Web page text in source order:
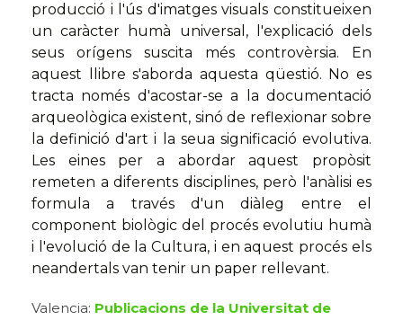
producció i l'ús d'imatges visuals constitueixen
un caràcter humà universal, l'explicació dels
seus orígens suscita més controvèrsia. En
aquest llibre s'aborda aquesta qüestió. No es
tracta només d'acostar-se a la documentació
arqueològica existent, sinó de reflexionar sobre
la definició d'art i la seua significació evolutiva.
Les eines per a abordar aquest propòsit
remeten a diferents disciplines, però l'anàlisi es
formula a través d'un diàleg entre el
component biològic del procés evolutiu humà
i l'evolució de la Cultura, i en aquest procés els
neandertals van tenir un paper rellevant.
Valencia: Publicacions de la Universitat de